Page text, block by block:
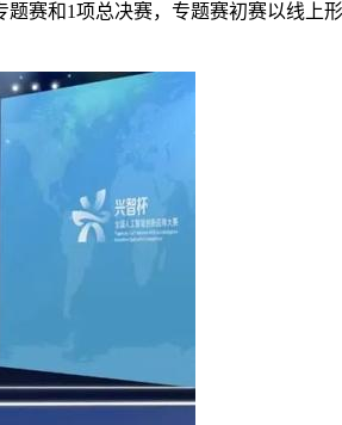
和1项总决赛，专题赛初赛以线上